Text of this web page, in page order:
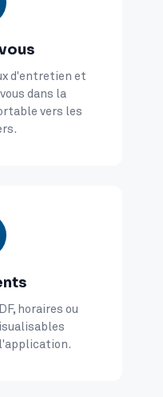
d'entretien et
dans la
vers les
horaires ou